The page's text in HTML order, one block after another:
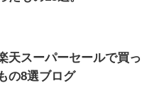
天スーパーセールで買っ
の8選ブログ